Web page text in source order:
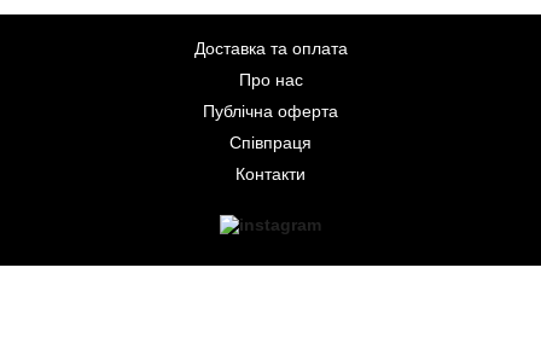
Доставка та оплата
Про нас
Публічна оферта
Співпраця
Контакти